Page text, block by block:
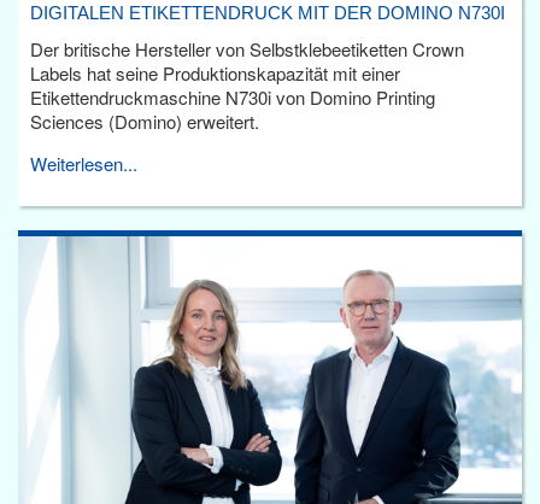
DIGITALEN ETIKETTENDRUCK MIT DER DOMINO N730I
Der britische Hersteller von Selbstklebeetiketten Crown
Labels hat seine Produktionskapazität mit einer
Etikettendruckmaschine N730i von Domino Printing
Sciences (Domino) erweitert.
Weiterlesen...